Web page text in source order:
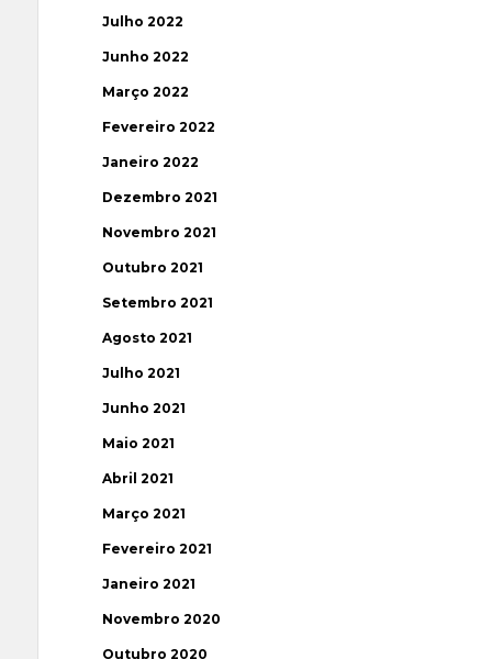
Julho 2022
Junho 2022
Março 2022
Fevereiro 2022
Janeiro 2022
Dezembro 2021
Novembro 2021
Outubro 2021
Setembro 2021
Agosto 2021
Julho 2021
Junho 2021
Maio 2021
Abril 2021
Março 2021
Fevereiro 2021
Janeiro 2021
Novembro 2020
Outubro 2020